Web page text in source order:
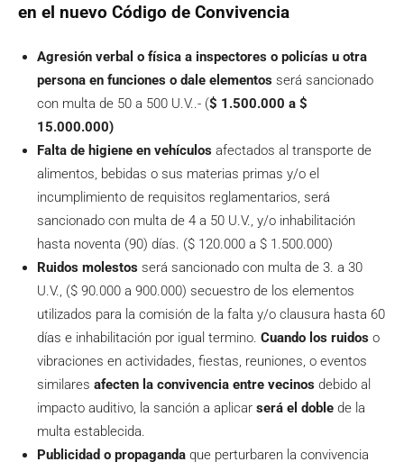
en el nuevo Código de Convivencia
Agresión verbal o física a inspectores o policías u otra
persona en funciones o dale elementos será sancionado
con multa de 50 a 500 U.V..- ($ 1.500.000 a $
15.000.000)
Falta de higiene en vehículos afectados al transporte de
alimentos, bebidas o sus materias primas y/o el
incumplimiento de requisitos reglamentarios, será
sancionado con multa de 4 a 50 U.V., y/o inhabilitación
hasta noventa (90) días. ($ 120.000 a $ 1.500.000)
Ruidos molestos será sancionado con multa de 3. a 30
U.V., ($ 90.000 a 900.000) secuestro de los elementos
utilizados para la comisión de la falta y/o clausura hasta 60
días e inhabilitación por igual termino. Cuando los ruidos o
vibraciones en actividades, fiestas, reuniones, o eventos
similares afecten la convivencia entre vecinos debido al
impacto auditivo, la sanción a aplicar será el doble de la
multa establecida.
Publicidad o propaganda que perturbaren la convivencia